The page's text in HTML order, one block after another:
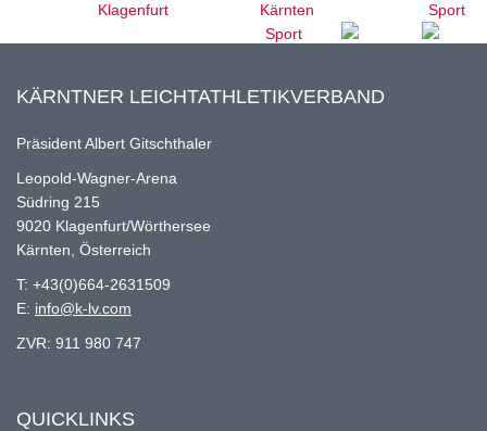
KÄRNTNER LEICHTATHLETIKVERBAND
Präsident Albert Gitschthaler
Leopold-Wagner-Arena
Südring 215
9020 Klagenfurt/Wörthersee
Kärnten, Österreich
T: +43(0)664-2631509
E: info@k-lv.com
ZVR: 911 980 747
QUICKLINKS